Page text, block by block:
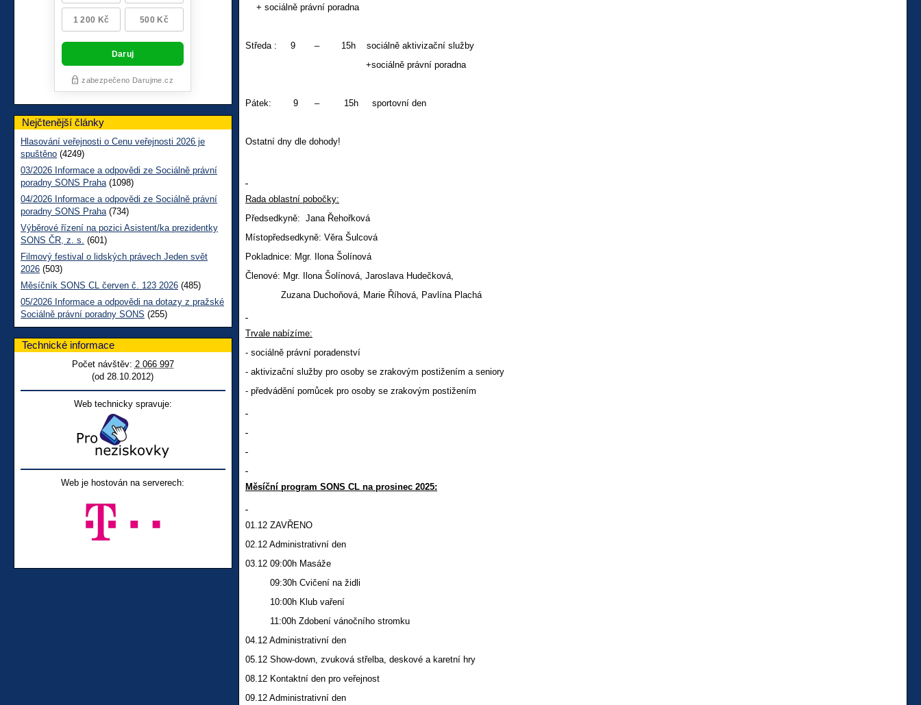
+ sociálně právní poradna
Středa : 9 – 15h sociálně aktivizační služby
+sociálně právní poradna
Pátek: 9 – 15h sportovní den
Ostatní dny dle dohody!
Rada oblastní pobočky:
Předsedkyně: Jana Řehořková
Místopředsedkyně: Věra Šulcová
Pokladnice: Mgr. Ilona Šolínová
Členové: Mgr. Ilona Šolínová, Jaroslava Hudečková,
Zuzana Duchoňová, Marie Říhová, Pavlína Plachá
Trvale nabízíme:
- sociálně právní poradenství
- aktivizační služby pro osoby se zrakovým postižením a seniory
- předvádění pomůcek pro osoby se zrakovým postižením
Měsíční program SONS CL na prosinec 2025:
01.12 ZAVŘENO
02.12 Administrativní den
03.12 09:00h Masáže
09:30h Cvičení na židli
10:00h Klub vaření
11:00h Zdobení vánočního stromku
04.12 Administrativní den
05.12 Show-down, zvuková střelba, deskové a karetní hry
08.12 Kontaktní den pro veřejnost
09.12 Administrativní den
Nejčtenější články
Hlasování veřejnosti o Cenu veřejnosti 2026 je
spuštěno (4249)
03/2026 Informace a odpovědi ze Sociálně právní
poradny SONS Praha (1098)
04/2026 Informace a odpovědi ze Sociálně právní
poradny SONS Praha (734)
Výběrové řízení na pozici Asistent/ka prezidentky
SONS ČR, z. s. (601)
Filmový festival o lidských právech Jeden svět
2026 (503)
Měsíčník SONS CL červen č. 123 2026 (485)
05/2026 Informace a odpovědi na dotazy z pražské
Sociálně právní poradny SONS (255)
Technické informace
Počet návštěv: 2 066 997
(od 28.10.2012)
Web technicky spravuje:
Web je hostován na serverech: